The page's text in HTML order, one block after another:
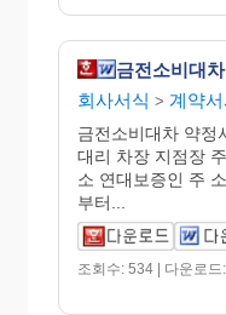
금전소비대
회사서식 > 계약
금전소비대차 약정
대리 차장 지점장
소 연대보증인 주
부터...
조회수: 534 | 다운로드